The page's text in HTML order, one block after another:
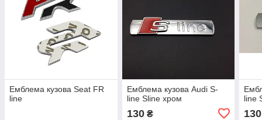
Емблема кузова Seat FR
line
Емблема кузова Audi S-
line Sline хром
130₴
line
130